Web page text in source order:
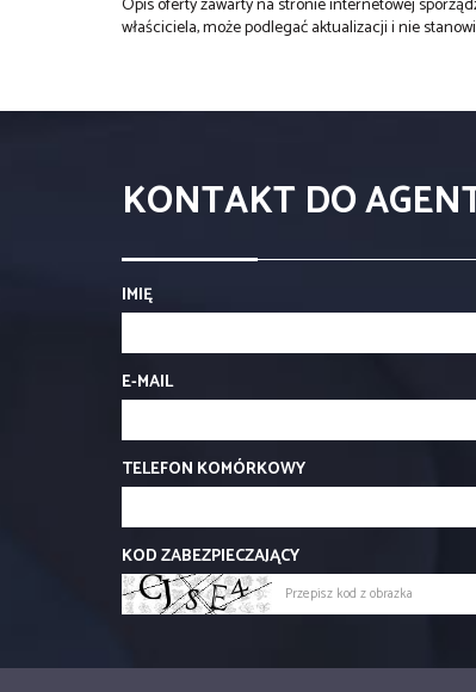
właściciela, może podlegać aktualizacji i nie
KONTAKT DO
IMIĘ
E-MAIL
TELEFON KOMÓRKOWY
KOD ZABEZPIECZAJĄCY